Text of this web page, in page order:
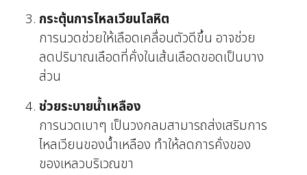
กระตุ้นการไหลเวียนโลหิต
การนวดช่วยให้เลือดเคลื่อนตัวดีขึ้น อาจช่วย
ลดปริมาณเลือดที่คั่งในเส้นเลือดขอดเป็นบาง
ส่วน
ช่วยระบายน้ำเหลือง
การนวดเบาๆ เป็นวงกลมสามารถส่งเสริมการ
ไหลเวียนของน้ำเหลือง ทำให้ลดการคั่งของ
ของเหลวบริเวณขา